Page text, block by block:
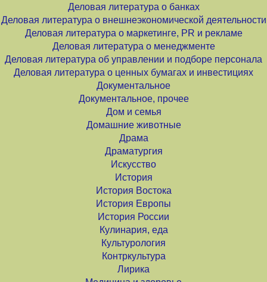
Деловая литература о банках
Деловая литература о внешнеэкономической деятельности
Деловая литература о маркетинге, PR и рекламе
Деловая литература о менеджменте
Деловая литература об управлении и подборе персонала
Деловая литература о ценных бумагах и инвестициях
Документальное
Документальное, прочее
Дом и семья
Домашние животные
Драма
Драматургия
Искусство
История
История Востока
История Европы
История России
Кулинария, еда
Культурология
Контркультура
Лирика